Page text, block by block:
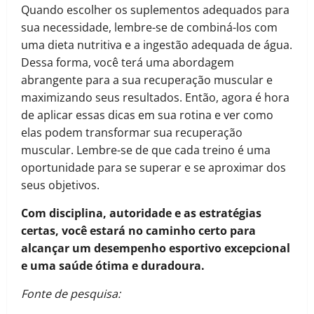
Quando escolher os suplementos adequados para
sua necessidade, lembre-se de combiná-los com
uma dieta nutritiva e a ingestão adequada de água.
Dessa forma, você terá uma abordagem
abrangente para a sua recuperação muscular e
maximizando seus resultados. Então, agora é hora
de aplicar essas dicas em sua rotina e ver como
elas podem transformar sua recuperação
muscular. Lembre-se de que cada treino é uma
oportunidade para se superar e se aproximar dos
seus objetivos.
Com disciplina, autoridade e as estratégias
certas, você estará no caminho certo para
alcançar um desempenho esportivo excepcional
e uma saúde ótima e duradoura.
Fonte de pesquisa: